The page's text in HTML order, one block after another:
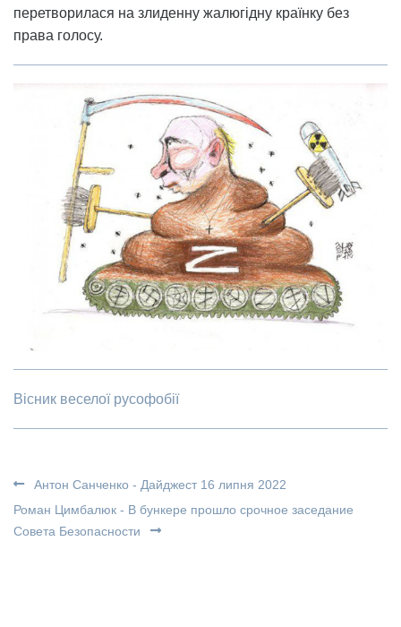
перетворилася на злиденну жалюгідну країнку без
права голосу.
Вісник веселої русофобії
Антон Санченко - Дайджест 16 липня 2022
Роман Цимбалюк - В бункере прошло срочное заседание
Совета Безопасности